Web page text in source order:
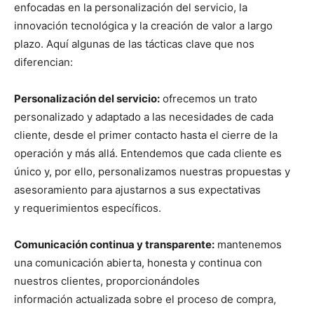
enfocadas en la personalización del servicio, la
innovación tecnológica y la creación de valor a largo
plazo. Aquí algunas de las tácticas clave que nos
diferencian:
Personalización del servicio: ofrecemos un trato
personalizado y adaptado a las necesidades de cada
cliente, desde el primer contacto hasta el cierre de la
operación y más allá. Entendemos que cada cliente es
único y, por ello, personalizamos nuestras propuestas y
asesoramiento para ajustarnos a sus expectativas
y requerimientos específicos.
Comunicación continua y transparente: mantenemos
una comunicación abierta, honesta y continua con
nuestros clientes, proporcionándoles
información actualizada sobre el proceso de compra,